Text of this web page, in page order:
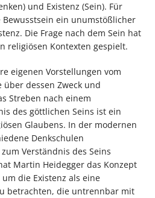
und Existenz (Sein). Für
Bewusstsein ein unumstößlicher
Die Frage nach dem Sein hat
religiösen Kontexten gespielt.
eigenen Vorstellungen vom
über dessen Zweck und
Streben nach einem
des göttlichen Seins ist ein
Glaubens. In der modernen
Denkschulen
Verständnis des Seins
Martin Heidegger das Konzept
die Existenz als eine
betrachten, die untrennbar mit